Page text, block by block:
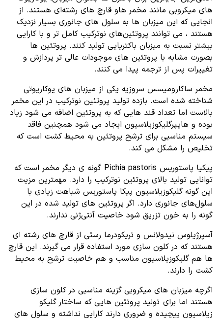
های میکروبی مانند مخمر هاو قارچ های رشته‌ای هستند. از
انجایی که این میزبان ها به سلول های جانوری بسیار نزدیک
هستند ، می توانند پروتئین‌های نوترکیب کامل تر و با کارایی
بیشتر نسبت به میزبان باکتریایی تولید کنند. پروتئین ها
بصورت مشابه با پروتئین های موجودات عالی تر پردازش و
تغییرات پس از ترجمه پیدا می کنند.
مخمر ساکارومیسس سروزیه یکی از میزبان های یوکاریوتی
شناخته شده است. بازده تولید پروتئین نوترکیب در این مخمر
بالاست اما تعداد قند هایی که به پروتئین اضافه می شود زیاد
بوده و هایپرگلیکوزیلاسیون ایجاد می شود همچنین فاقد
سیستم مناسبی برای ترشح پروتئین به محیط کشت است که
تخلیص را مشکل می کند.
پیکیا پاستوریس Pichia pastoris گونه ی دیگر مخمر است که
توانایی تولید بالای پروتئین نوترکیب را دارد. مهمترین مزیت
این گونه گلیکوزیلاسیون پیکا پاستوریس شباهت زیادی با
سلول‌های جانوری دارد. اگر پروتئین های تولید شده در این
گونه را به خون تزریق شود خاصیت آنتی‌ژنی ندارند.
آسپرژیلوس نیدولانس و تریکودرما رسئی از قارچ های رشته ای
هستند که در کلون سازی مورد استفاده قرار می گیرند. این قارچ
ها هم گلیکوزیلاسیون مناسب و هم خاصیت ترشح به محیط
کشت را دارند.
اگرچه میزبان های میکروبی گزینه مناسبی در کلون سازی
هستند اما برای تولید پروتئین هایی که ساختار گلیکو
زیلاسیون پیچیده و ضروری دارند کارایی نداشته و سلول های